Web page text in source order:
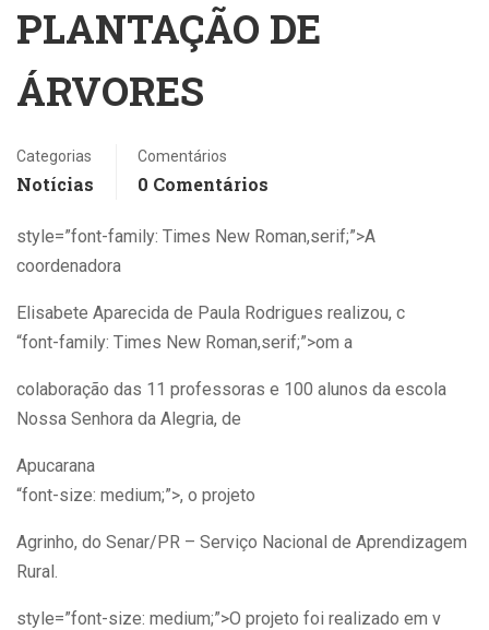
PLANTAÇÃO DE
ÁRVORES
Categorias
Notícias
Comentários
0 Comentários
style=”font-family: Times New Roman,serif;”>A
coordenadora
Elisabete Aparecida de Paula Rodrigues realizou, c
“font-family: Times New Roman,serif;”>om a
colaboração das 11 professoras e 100 alunos da escola
Nossa Senhora da Alegria, de
Apucarana
“font-size: medium;”>, o projeto
Agrinho, do Senar/PR – Serviço Nacional de Aprendizagem
Rural.
style=”font-size: medium;”>O projeto foi realizado em v